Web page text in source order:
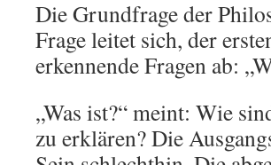
Die Grundfrage der
Frage leitet sich, der
erkennende Fragen ab:
„Was ist?“ meint: Wie
zu erklären? Die